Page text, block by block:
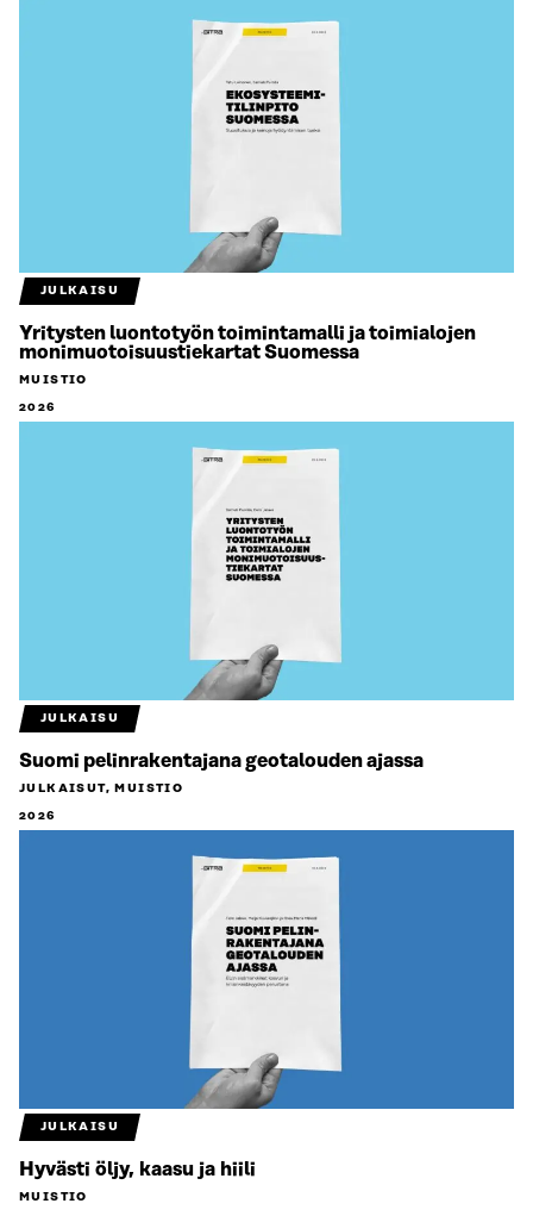
JULKAISU
Yritysten luontotyön toimintamalli ja toimialojen
monimuotoisuustiekartat Suomessa
MUISTIO
2026
JULKAISU
Suomi pelinrakentajana geotalouden ajassa
JULKAISUT, MUISTIO
2026
JULKAISU
Hyvästi öljy, kaasu ja hiili
MUISTIO